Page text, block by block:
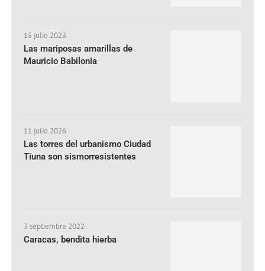
15 julio 2023
Las mariposas amarillas de
Mauricio Babilonia
11 julio 2026
Las torres del urbanismo Ciudad
Tiuna son sismorresistentes
3 septiembre 2022
Caracas, bendita hierba